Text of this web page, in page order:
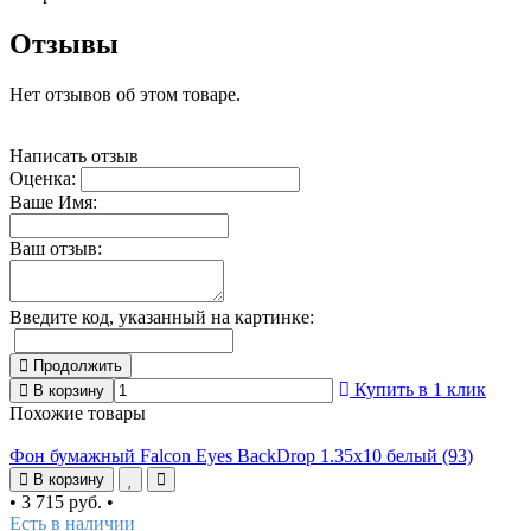
Отзывы
Нет отзывов об этом товаре.
Написать отзыв
Оценка:
Ваше Имя:
Ваш отзыв:
Введите код, указанный на картинке:
Продолжить
В корзину
Купить в 1 клик
Похожие товары
Фон бумажный Falcon Eyes BackDrop 1.35x10 белый (93)
В корзину
• 3 715 руб. •
Есть в наличии